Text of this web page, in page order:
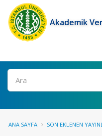
Akademik
Ara
ANA SAYFA SON EKLENEN